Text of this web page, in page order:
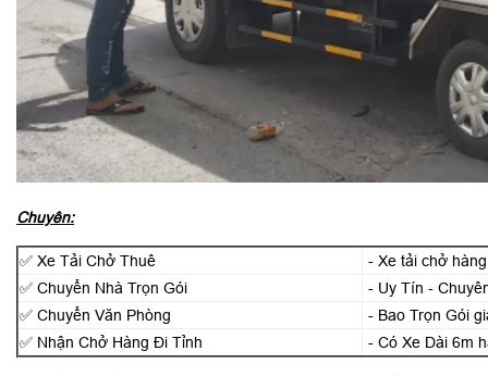
Chuyên:
✅ Xe Tải Chở Thuê
- Xe tải chở
✅ Chuyển Nhà Trọn Gói
- Uy Tín -
✅ Chuyển Văn Phòng
- Bao Trọn Gói
✅ Nhận Chở Hàng Đi Tỉnh
- Có Xe Dài 6m